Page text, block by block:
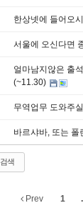
한상넷에 들어오
서울에 오신다면
얼마남지않은 출
(~11.30)
무역업무 도와주
바르샤바, 또는
검색
Prev 1